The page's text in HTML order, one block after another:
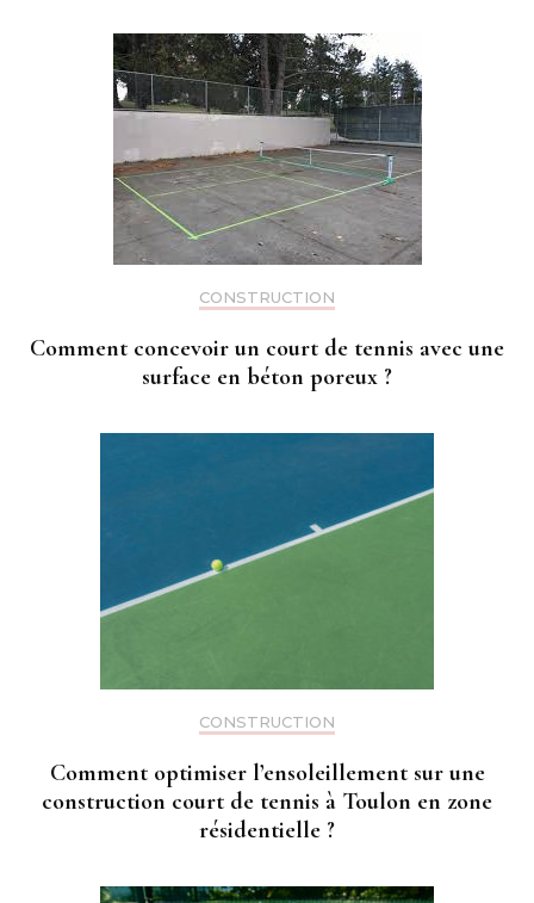
CONSTRUCTION
Comment concevoir un court de tennis avec une
surface en béton poreux ?
CONSTRUCTION
Comment optimiser l’ensoleillement sur une
construction court de tennis à Toulon en zone
résidentielle ?